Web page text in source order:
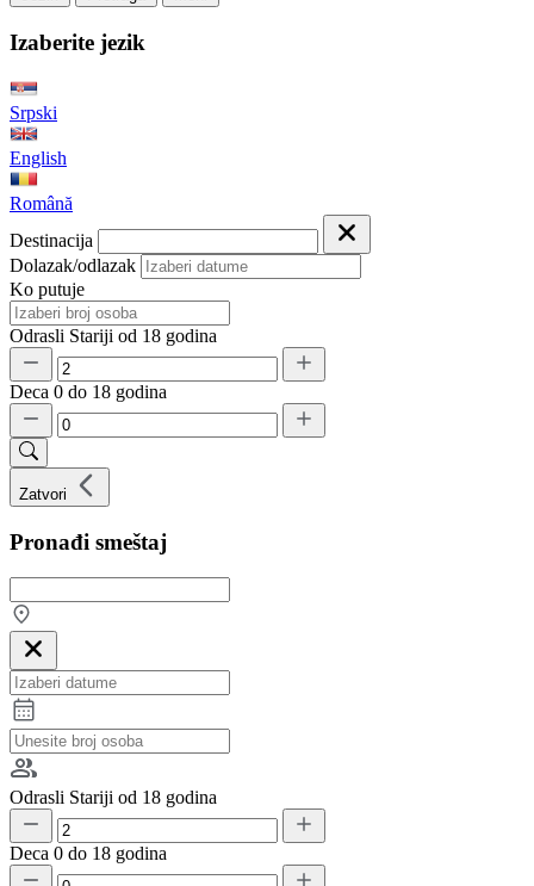
Izaberite jezik
Srpski
English
Română
Destinacija
Dolazak/odlazak
Ko putuje
Odrasli Stariji od 18 godina
Deca 0 do 18 godina
Zatvori
Pronađi smeštaj
Odrasli Stariji od 18 godina
Deca 0 do 18 godina